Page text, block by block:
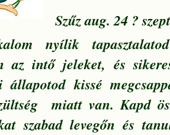
Szűz aug. 24 ?
nyílik
az intő jeleket, és
állapotod kissé
miatt van. Kapd
szabad levegőn és